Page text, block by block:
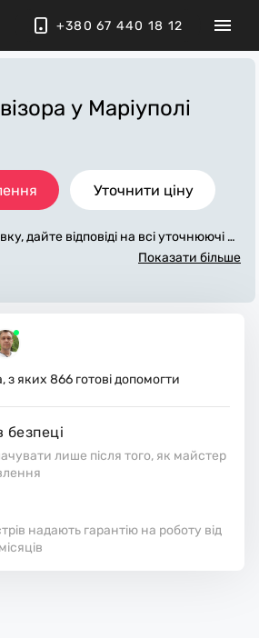
+380 67 440 18 12
у Маріуполі
Уточнити ціну
дайте відповіді на всі уточнюючі за
Ми зв'яжемося з вами про
та прибирають робоче місце.
Показати більше
з яких 866 готові допомогти
безпеці
лише після того, як майстер
надають гарантію на роботу від